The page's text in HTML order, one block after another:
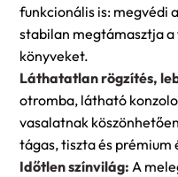
funkcionális is: megvédi
stabilan megtámasztja
könyveket.
Láthatatlan rögzítés,
otromba, látható
vasalatnak
tágas, tiszta és prémium
Időtlen színvilág: A